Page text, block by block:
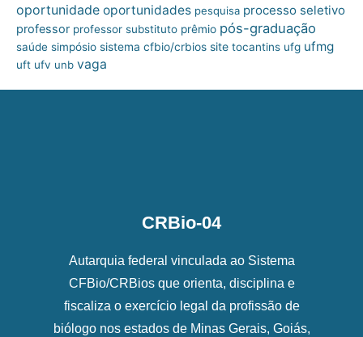
oportunidade oportunidades pesquisa processo seletivo
professor professor substituto prêmio pós-graduação
saúde simpósio sistema cfbio/crbios site tocantins ufg ufmg
uft ufv unb vaga
CRBio-04
Autarquia federal vinculada ao Sistema
CFBio/CRBios que orienta, disciplina e
fiscaliza o exercício legal da profissão de
biólogo nos estados de Minas Gerais, Goiás,